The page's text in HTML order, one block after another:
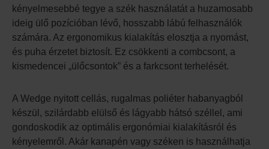
kényelmesebbé tegye a szék használatát a huzamosabb
ideig ülő pozícióban lévő, hosszabb lábú felhasználók
számára. Az ergonomikus kialakítás elosztja a nyomást,
és puha érzetet biztosít. Ez csökkenti a combcsont, a
kismedencei „ülőcsontok” és a farkcsont terhelését.
A Wedge nyitott cellás, rugalmas poliéter habanyagból
készül, szilárdabb elülső és lágyabb hátsó széllel, ami
gondoskodik az optimális ergonómiai kialakításról és
kényelemről. Akár kanapén vagy széken is használhatja